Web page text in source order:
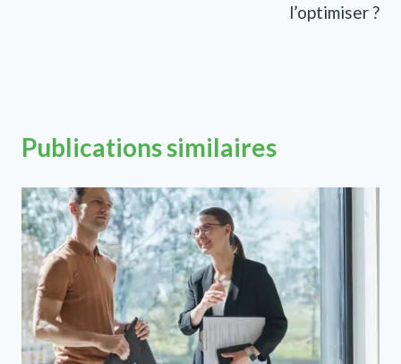
l’optimiser ?
Publications similaires